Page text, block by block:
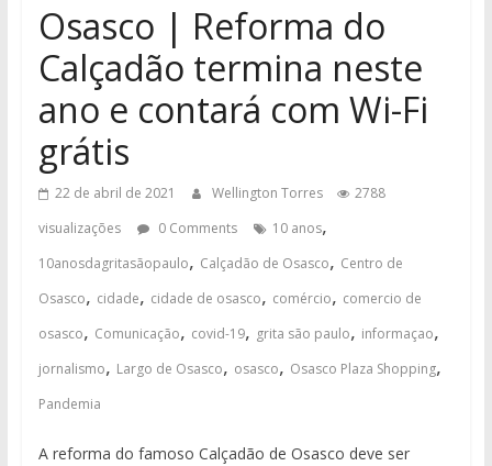
Osasco | Reforma do
Calçadão termina neste
ano e contará com Wi-Fi
grátis
22 de abril de 2021 Wellington Torres
2788
visualizações
0 Comments 10 anos,
10anosdagritasãopaulo, Calçadão de Osasco, Centro de
Osasco, cidade, cidade de osasco, comércio, comercio de
osasco, Comunicação, covid-19, grita são paulo, informaçao,
jornalismo, Largo de Osasco, osasco, Osasco Plaza Shopping,
Pandemia
A reforma do famoso Calçadão de Osasco deve ser